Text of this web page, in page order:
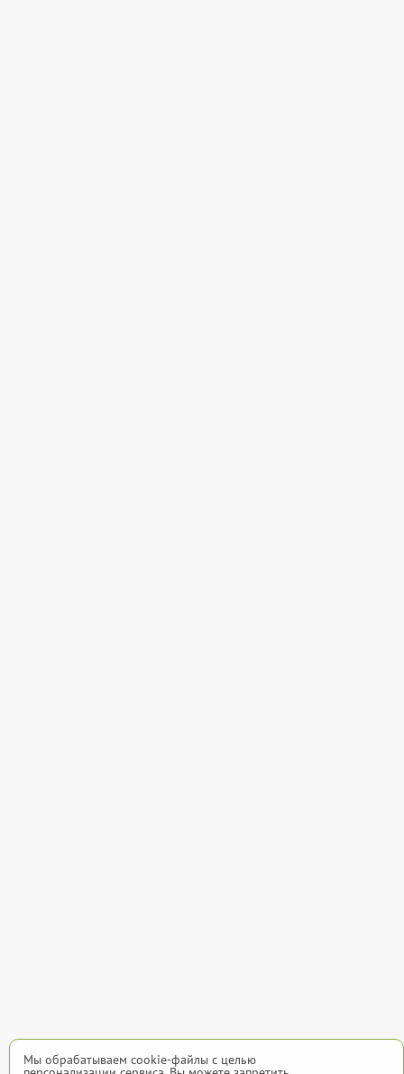
Мы обрабатываем cookie-файлы с целью